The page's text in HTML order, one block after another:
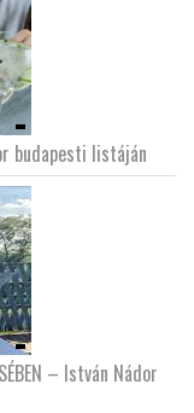
budapesti listáján
– István Nádor